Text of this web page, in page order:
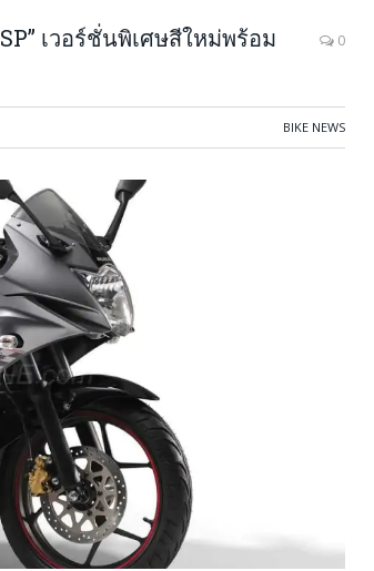
เวอร์ชั่นพิเศษสีใหม่พร้อม
0
BIKE NEWS